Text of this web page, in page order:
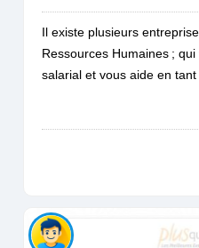
Il existe plusieurs
Ressources Humaines ;
salarial et vous aide en tant